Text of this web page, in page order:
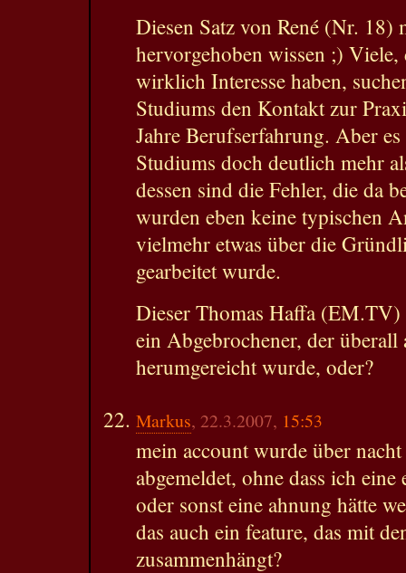
Diesen Satz von René (Nr. 18)
hervorgehoben wissen ;)
wirklich Interesse haben,
Studiums den Kontakt zur
Jahre Berufserfahrung. Aber
Studiums doch deutlich mehr
dessen sind die Fehler, die da
wurden eben keine typischen
vielmehr etwas über die
gearbeitet wurde.
Dieser Thomas Haffa (EM.TV)
ein Abgebrochener, der überall
herumgereicht wurde, oder?
Markus, 22.3.2007, 15:53
mein account wurde über
abgemeldet, ohne dass ich
oder sonst eine ahnung hätte
das auch ein feature, das mit
zusammenhängt?